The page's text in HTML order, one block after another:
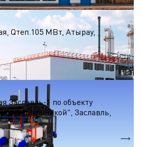
газе
Qтеп.105 МВт, Атырау,
газе
Заславль-1 по объекту
с поликлиникой", Заславль,